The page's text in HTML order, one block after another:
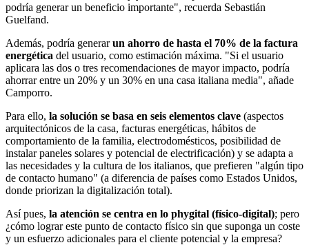
podría generar un beneficio importante", recuerda Sebastián
Guelfand.
Además, podría generarun ahorro de hasta el 70% de la factura
energética del usuario, como estimación máxima. "Si el usuario
aplicara las dos o tres recomendaciones de mayor impacto, podría
ahorrar entre un 20% y un 30% en una casa italiana media", añade
Camporro.
Para ello, la solución se basa en seis elementos clave (aspectos
arquitectónicos de la casa, facturas energéticas, hábitos de
comportamiento de la familia, electrodomésticos, posibilidad de
instalar paneles solares y potencial de electrificación) y se adapta a
las necesidades y la cultura de los italianos, que prefieren "algún tipo
de contacto humano" (a diferencia de países como Estados Unidos,
donde priorizan la digitalización total).
Así pues, la atención se centra en lo phygital (físico-digital); pero
¿cómo lograr este punto de contacto físico sin que suponga un coste
y un esfuerzo adicionales para el cliente potencial y la empresa?